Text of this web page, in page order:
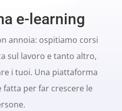
e-learning
annoia: ospitiamo corsi
sul lavoro e tanto altro,
i tuoi. Una piattaforma
fatta per far crescere le